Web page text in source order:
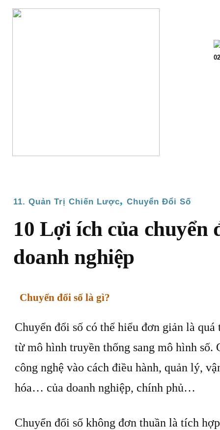
11. Quản Trị Chiến Lược, Chuyển Đổi Số
10 Lợi ích của chuyển
doanh nghiệp
Chuyển đổi số là gì?
Chuyển đổi số có thể hiểu đơn giản là
từ mô hình truyền thống sang mô hình số.
công nghệ vào cách điều hành, quản lý,
hóa… của doanh nghiệp, chính phủ…
Chuyển đổi số không đơn thuần là tích